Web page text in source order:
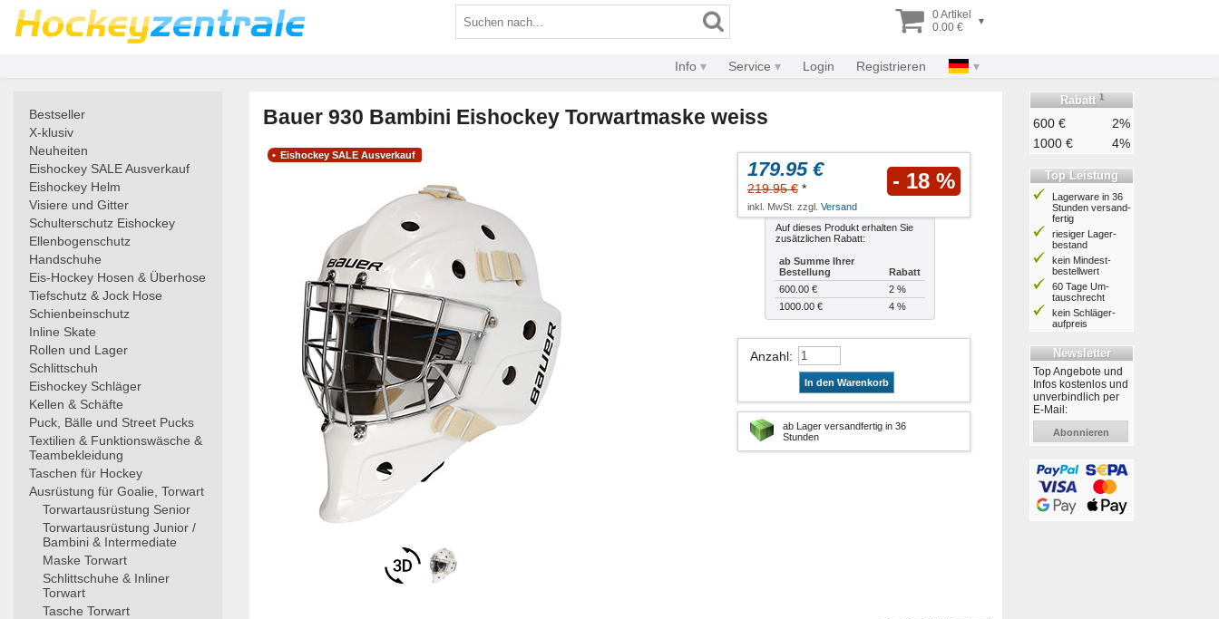
0 Artikel
0.00 €
▾
Info Service Login Registrieren
Bestseller
X-klusiv
Neuheiten
Eishockey SALE Ausverkauf
Eishockey Helm
Visiere und Gitter
Schulterschutz Eishockey
Ellenbogenschutz
Handschuhe
Eis-Hockey Hosen & Überhose
Tiefschutz & Jock Hose
Schienbeinschutz
Inline Skate
Rollen und Lager
Schlittschuh
Eishockey Schläger
Kellen & Schäfte
Puck, Bälle und Street Pucks
Textilien & Funktionswäsche &
Teambekleidung
Taschen für Hockey
Ausrüstung für Goalie, Torwart
Torwartausrüstung Senior
Torwartausrüstung Junior /
Bambini & Intermediate
Maske Torwart
Schlittschuhe & Inliner
Torwart
Tasche Torwart
Bauer 930 Bambini Eishockey Torwartmaske weiss
Eishockey SALE Ausverkauf
179.95 €
219.95 € * - 18 %
inkl. MwSt. zzgl. Versand
Auf dieses Produkt erhalten Sie
zusätzlichen Rabatt:
ab Summe Ihrer
Bestellung
Rabatt
600.00 €
2 %
1000.00 €
4 %
Anzahl:
In den Warenkorb
ab Lager versandfertig in 36
Stunden
Rabatt 1
600 €
2%
1000 €
4%
Top Leistung
Lagerware in 36
Stunden ver­sand­
fertig
riesiger Lager­
bestand
kein Mindest­
bestell­wert
60 Tage Um­
tausch­recht
kein Schläger­
aufpreis
Newsletter
Top Angebote und
Infos kostenlos und
unverbindlich per
E-Mail:
Abonnieren